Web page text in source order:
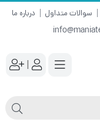
سوالات متداول درباره ما
|